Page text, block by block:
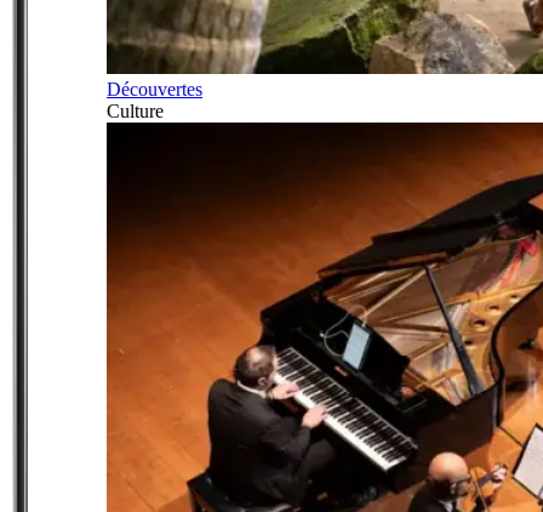
Découvertes
Culture